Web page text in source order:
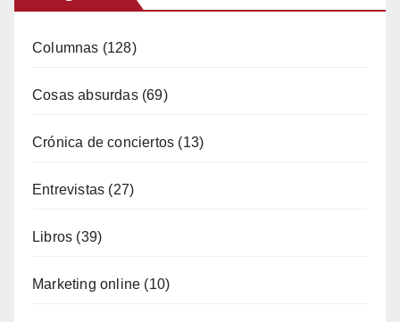
Columnas (128)
Cosas absurdas(69)
Crónica de conciertos (13)
Entrevistas (27)
Libros (39)
Marketing online (10)